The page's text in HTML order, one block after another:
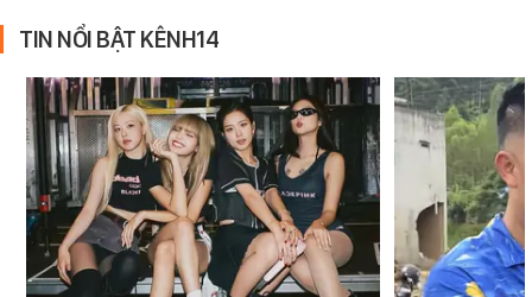
TIN NỔI BẬT KÊNH14